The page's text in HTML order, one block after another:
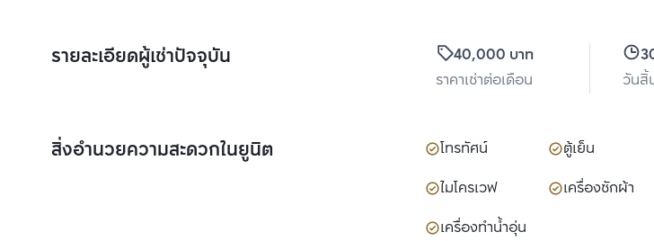
รายละเอียดผู้เช่าปัจจุบัน
40,000 บาท
ราคาเช่าต่อเดือน
วันสิ้
สิ่งอำนวยความสะดวกในยูนิต โทรทัศน์
ตู้เย็น
ไมโครเวฟ
เครื่องซักผ้า
เครื่องทำน้ำอุ่น